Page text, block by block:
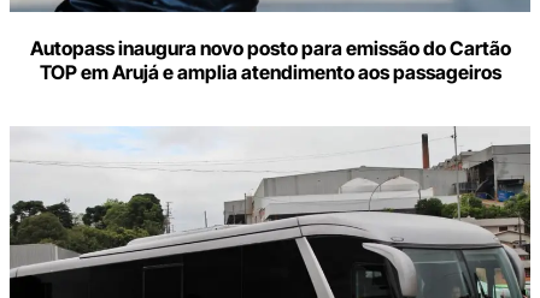
Autopass inaugura novo posto para emissão do Cartão
TOP em Arujá e amplia atendimento aos passageiros